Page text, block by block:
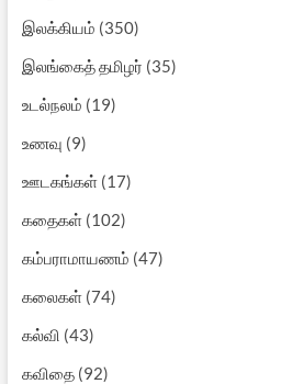
இலக்கியம் (350)
இலங்கைத் தமிழர் (35)
உடல்நலம் (19)
உணவு (9)
ஊடகங்கள்(17)
கதைகள்(102)
கம்பராமாயணம் (47)
கலைகள்(74)
கல்வி (43)
கவிதை(92)